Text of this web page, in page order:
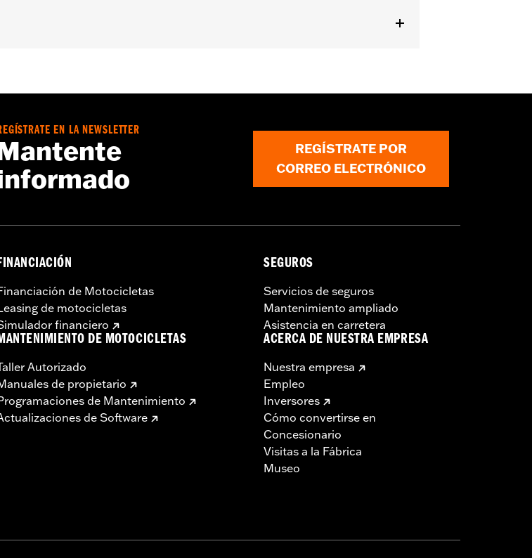
de combustible
EN LA NEWSLETTER
REGÍSTRATE POR
CORREO ELECTRÓNICO
de Motocicletas
de motocicletas
financiero
DE MOTOCICLETAS
Autorizado
de propietario
de Mantenimiento
de Software
SEGUROS
Servicios de seguros
Mantenimiento ampliado
Asistencia en carretera
ACERCA DE NUESTRA EMPRESA
Nuestra empresa
Empleo
Inversores
Cómo convertirse en
Concesionario
Visitas a la Fábrica
Museo